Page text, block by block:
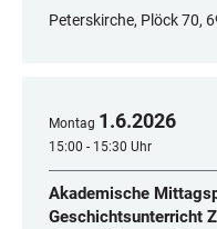
Peterskirche, Plöck 70,
Montag 1.6.2026
15:00 - 15:30 Uhr
Akademische
Geschichtsunterricht